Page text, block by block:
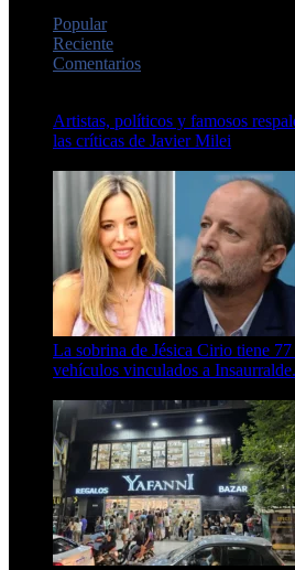
Popular
Reciente
Comentarios
Artistas, políticos y famosos
las críticas de Javier Milei
La sobrina de Jésica Cirio tiene
vehículos vinculados a Insaurralde.